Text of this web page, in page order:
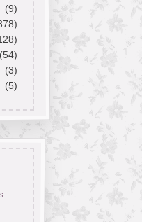
(9)
(54)
(3)
(5)